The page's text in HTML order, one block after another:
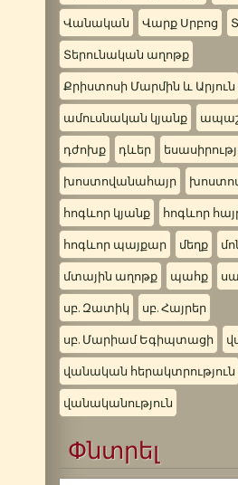
Վանական Վարք Սրբոց
Տերունական աղոթք
Քրիստոսի Մարմին և Արյուն
ամուսնական կյանք
դժոխք դևեր
խոստովանահայր
հոգևոր կյանք հոգևոր
հոգևոր պայքար մեղք
մտային աղոթք պահք
սբ. Զատիկ սբ. Հայրեր
սբ. Մարիամ Եգիպտացի
վանական հերակտրություն
վանականություն
Փնտրել